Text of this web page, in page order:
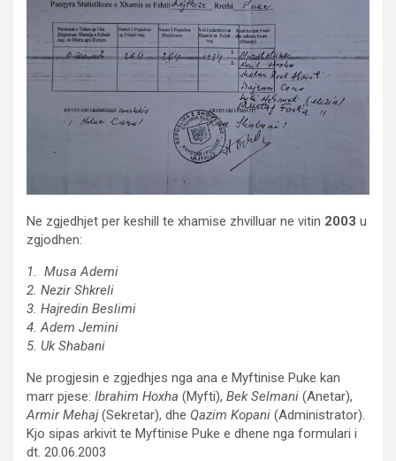
Ne zgjedhjet per keshill te xhamise zhvilluar ne vitin 2003 u
zgjodhen:
1. Musa Ademi
2. Nezir Shkreli
3. Hajredin Beslimi
4. Adem Jemini
5. Uk Shabani
Ne progjesin e zgjedhjes nga ana e Myftinise Puke kan
marr pjese: Ibrahim Hoxha (Myfti), Bek Selmani (Anetar),
Armir Mehaj(Sekretar), dhe Qazim Kopani (Administrator).
Kjo sipas arkivit te Myftinise Puke e dhene nga formulari i
dt. 20.06.2003